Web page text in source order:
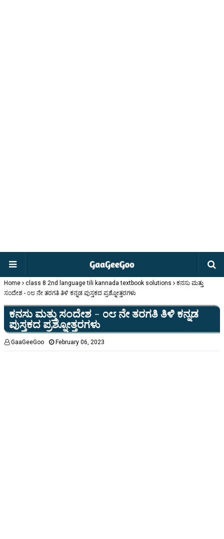
Home class 8 2nd language tili kannada textbook solutions
ಕನಸು ಮತ್ತು
ಸಂದೇಶ - ೦೮ ನೇ ತರಗತಿ ತಿಳಿ ಕನ್ನಡ ಪುಸ್ತಕದ ಪ್ರಶ್ನೋತ್ತರಗಳು
ಕನಸು ಮತ್ತು ಸಂದೇಶ - ೦೮ ನೇ ತರಗತಿ ತಿಳಿ ಕನ್ನಡ
ಪುಸ್ತಕದ ಪ್ರಶ್ನೋತ್ತರಗಳು
GaaGeeGoo February 06, 2023